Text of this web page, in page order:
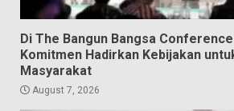
Di The Bangun Bangsa Conference
Komitmen Hadirkan Kebijakan
Masyarakat
August 7, 2026